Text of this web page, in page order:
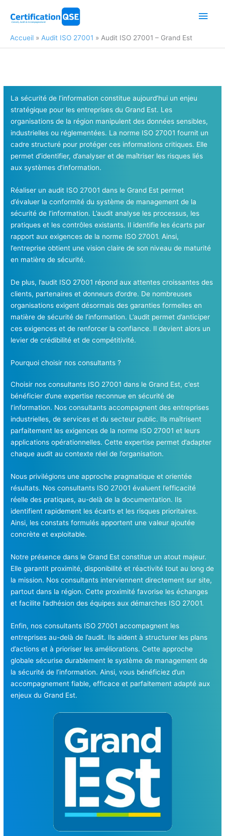
Accueil Audit ISO 27001 Audit ISO 27001 – Grand Est
La sécurité de l’information constitue aujourd’hui un enjeu
stratégique pour les entreprises du Grand Est. Les
organisations de la région manipulent des données sensibles,
industrielles ou réglementées. La norme ISO 27001 fournit un
cadre structuré pour protéger ces informations critiques. Elle
permet d’identifier, d’analyser et de maîtriser les risques liés
aux systèmes d’information.
Réaliser un audit ISO 27001 dans le Grand Est permet
d’évaluer la conformité du système de management de la
sécurité de l’information. L’audit analyse les processus, les
pratiques et les contrôles existants. Il identifie les écarts par
rapport aux exigences de la norme ISO 27001. Ainsi,
l’entreprise obtient une vision claire de son niveau de maturité
en matière de sécurité.
De plus, l’audit ISO 27001 répond aux attentes croissantes des
clients, partenaires et donneurs d’ordre. De nombreuses
organisations exigent désormais des garanties formelles en
matière de sécurité de l’information. L’audit permet d’anticiper
ces exigences et de renforcer la confiance. Il devient alors un
levier de crédibilité et de compétitivité.
Pourquoi choisir nos consultants ?
Choisir nos consultants ISO 27001 dans le Grand Est, c’est
bénéficier d’une expertise reconnue en sécurité de
l’information. Nos consultants accompagnent des entreprises
industrielles, de services et du secteur public. Ils maîtrisent
parfaitement les exigences de la norme ISO 27001 et leurs
applications opérationnelles. Cette expertise permet d’adapter
chaque audit au contexte réel de l’organisation.
Nous privilégions une approche pragmatique et orientée
résultats. Nos consultants ISO 27001 évaluent l’efficacité
réelle des pratiques, au-delà de la documentation. Ils
identifient rapidement les écarts et les risques prioritaires.
Ainsi, les constats formulés apportent une valeur ajoutée
concrète et exploitable.
Notre présence dans le Grand Est constitue un atout majeur.
Elle garantit proximité, disponibilité et réactivité tout au long de
la mission. Nos consultants interviennent directement sur site,
partout dans la région. Cette proximité favorise les échanges
et facilite l’adhésion des équipes aux démarches ISO 27001.
Enfin, nos consultants ISO 27001 accompagnent les
entreprises au-delà de l’audit. Ils aident à structurer les plans
d’actions et à prioriser les améliorations. Cette approche
globale sécurise durablement le système de management de
la sécurité de l’information. Ainsi, vous bénéficiez d’un
accompagnement fiable, efficace et parfaitement adapté aux
enjeux du Grand Est.